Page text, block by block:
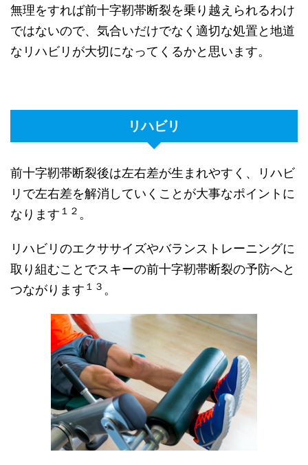
無理をすれば前十字靭帯断裂を乗り越えられるわけ
ではないので、気合いだけでなく適切な処置と地道
なリハビリが大切になってくるかと思います。
リハビリ
前十字靭帯断裂後は左右差が生まれやすく、リハビ
リで左右差を解消していくことが大事なポイントに
なります １２ 。
リハビリのエクササイズやバランストレーニングに
取り組むことでスキーの前十字靭帯断裂の予防へと
つながります １３ 。